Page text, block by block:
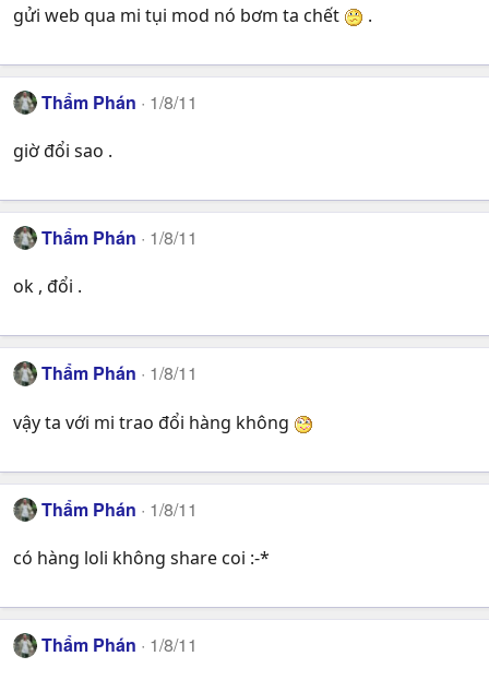
gửi web qua mi tụi mod nó bơm ta chết .
Thẩm Phán 1/8/11
giờ đổi sao .
Thẩm Phán 1/8/11
ok , đổi .
Thẩm Phán 1/8/11
vậy ta với mi trao đổi hàng không
Thẩm Phán 1/8/11
có hàng loli không share coi :-*
Thẩm Phán 1/8/11